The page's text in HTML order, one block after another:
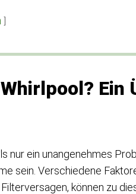
Ein
nur ein unangenehmes
sein. Verschiedene
können zu